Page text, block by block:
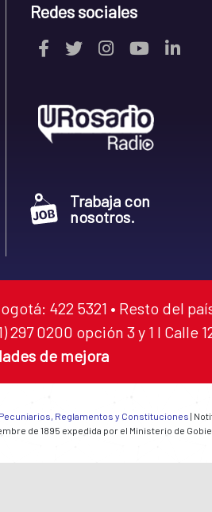
Redes sociales
Trabaja con
nosotros.
422 5321 • Resto del
0200 opción 3 y 1 I Calle
de mejora
Reglamentos y Constituciones |
de 1895 expedida por el Ministerio de